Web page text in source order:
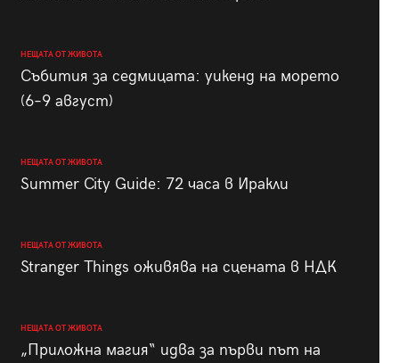
НЕЩАТА ОТ ЖИВОТА
Събития за седмицата: уикенд на морето
(6–9 август)
НЕЩАТА ОТ ЖИВОТА
Summer City Guide: 72 часа в Иракли
НЕЩАТА ОТ ЖИВОТА
Stranger Things оживява на сцената в НДК
НЕЩАТА ОТ ЖИВОТА
„Приложна магия“ идва за първи път на